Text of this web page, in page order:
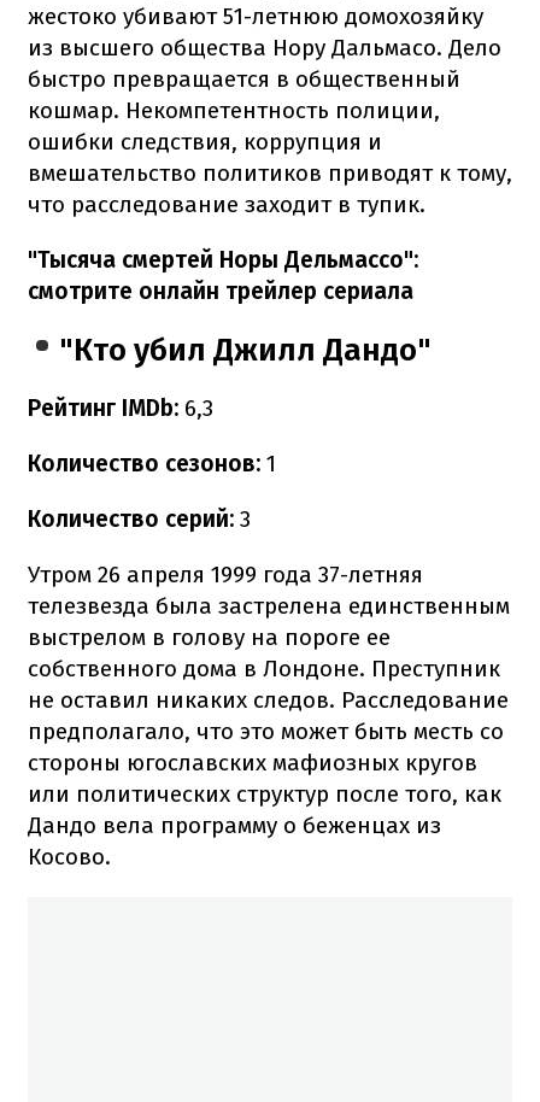
жестоко убивают 51-летнюю домохозяйку
из высшего общества Нору Дальмасо. Дело
быстро превращается в общественный
кошмар. Некомпетентность полиции,
ошибки следствия, коррупция и
вмешательство политиков приводят к тому,
что расследование заходит в тупик.
"Тысяча смертей Норы Дельмассо":
смотрите онлайн трейлер сериала
"Кто убил Джилл Дандо"
Рейтинг IMDb: 6,3
Количество сезонов: 1
Количество серий: 3
Утром 26 апреля 1999 года 37-летняя
телезвезда была застрелена единственным
выстрелом в голову на пороге ее
собственного дома в Лондоне. Преступник
не оставил никаких следов. Расследование
предполагало, что это может быть месть со
стороны югославских мафиозных кругов
или политических структур после того, как
Дандо вела программу о беженцах из
Косово.